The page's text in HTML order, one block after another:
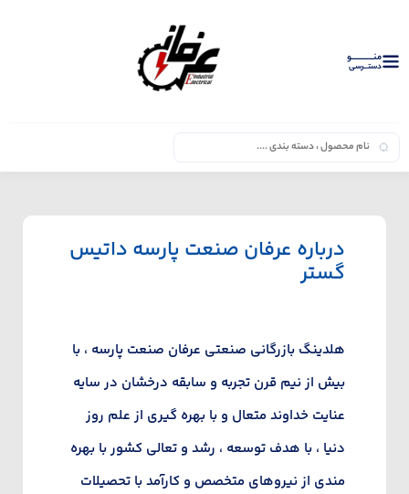
منــــــــــــو
دستــرسی
درباره عرفان صنعت پارسه داتیس
گستر
هلدینگ بازرگانی صنعتی عرفان صنعت پارسه ، با
بیش از نیم قرن تجربه و سابقه درخشان در سایه
عنایت خداوند متعال و با بهره گیری از علم روز
دنیا ، با هدف توسعه ، رشد و تعالی کشور با بهره
مندی از نیروهای متخصص و کارآمد با تحصیلات